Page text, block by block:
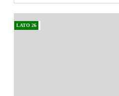
LATO 26